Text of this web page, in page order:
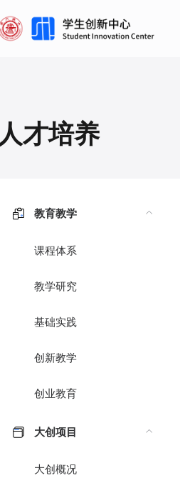
人才培养
教育教学
课程体系
教学研究
基础实践
创新教学
创业教育
大创项目
大创概况